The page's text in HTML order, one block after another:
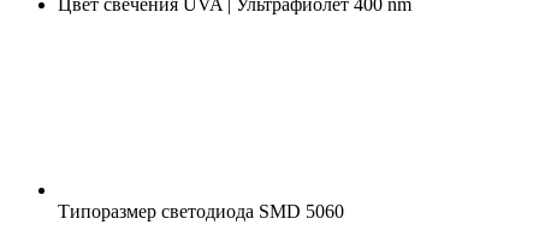
Типоразмер светодиода SMD 5060